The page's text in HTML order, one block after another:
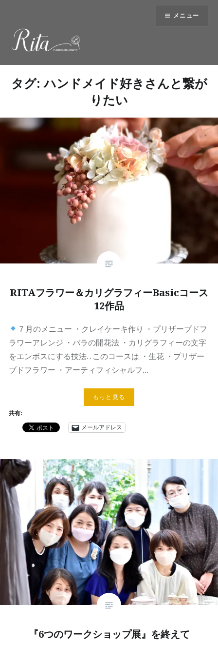
へ
プ
メニュー
タグ:ハンドメイド好きさんと繋が
りたい
RITAフラワー＆カリグラフィーBasicコース
12作品
７月のメニュー ・クレイケーキ作り ・プリザーブドフ
ラワーアレンジ ・バラの開花法 ・カリグラフィーの文字
をエンボスにする技法. . このコースは ・生花 ・プリザー
ブドフラワー ・アーティフィシャルフ…
もっと見る
共有:
メールアドレス
『6つのワークショップ展』を終えて